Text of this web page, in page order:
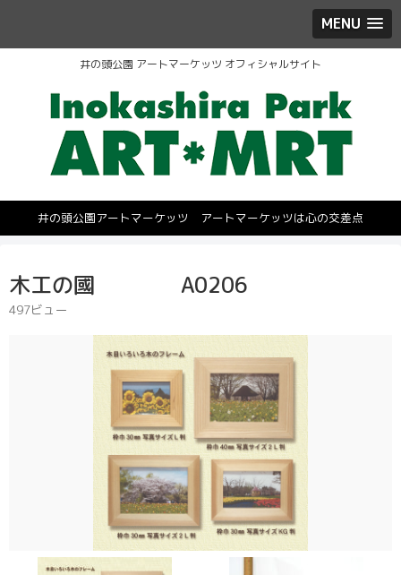
MENU
井の頭公園 アートマーケッツ オフィシャルサイト
井の頭公園アートマーケッツ アートマーケッツは心の交差点
木工の國 A0206
497ビュー